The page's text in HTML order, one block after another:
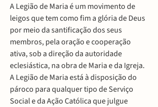
A Legião de Maria é um movimento de
leigos que tem como fim a glória de Deus
por meio da santificação dos seus
membros, pela oração e cooperação
ativa, sob a direção da autoridade
eclesiástica, na obra de Maria e da Igreja.
A Legião de Maria está à disposição do
pároco para qualquer tipo de Serviço
Social e da Ação Católica que julgue